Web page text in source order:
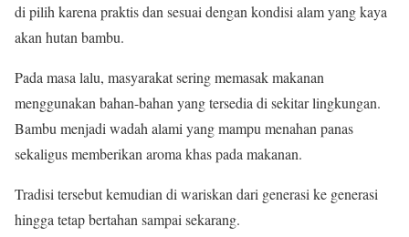
di pilih karena praktis dan sesuai dengan kondisi alam yang kaya
akan hutan bambu.
Pada masa lalu, masyarakat sering memasak makanan
menggunakan bahan-bahan yang tersedia di sekitar lingkungan.
Bambu menjadi wadah alami yang mampu menahan panas
sekaligus memberikan aroma khas pada makanan.
Tradisi tersebut kemudian di wariskan dari generasi ke generasi
hingga tetap bertahan sampai sekarang.